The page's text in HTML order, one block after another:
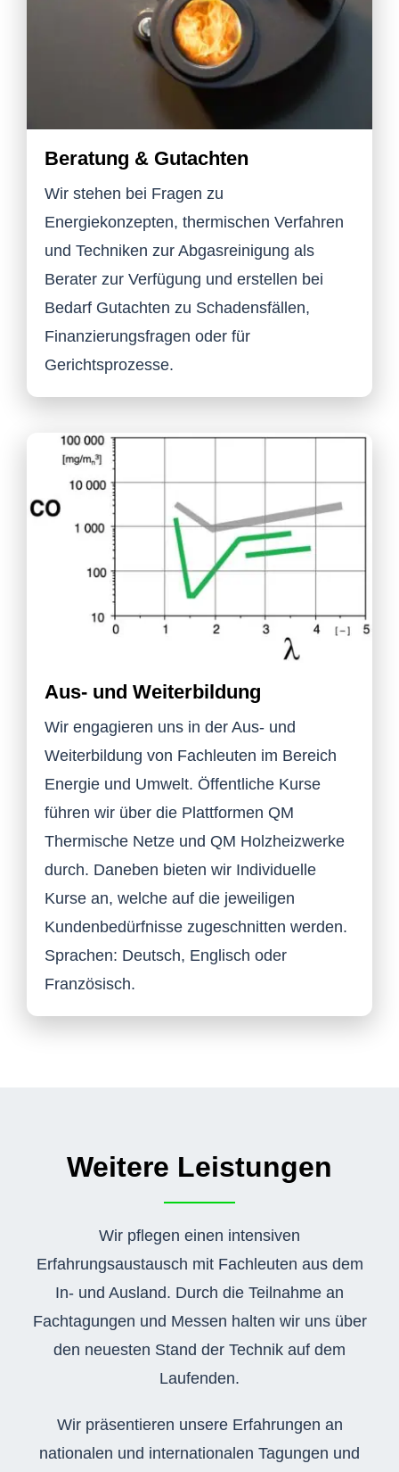
Beratung & Gutachten
Wir stehen bei Fragen zu
Energiekonzepten, thermischen Verfahren
und Techniken zur Abgasreinigung als
Berater zur Verfügung und erstellen bei
Bedarf Gutachten zu Schadensfällen,
Finanzierungsfragen oder für
Gerichtsprozesse.
Aus- und Weiterbildung
Wir engagieren uns in der Aus- und
Weiterbildung von Fachleuten im Bereich
Energie und Umwelt. Öffentliche Kurse
führen wir über die Plattformen QM
Thermische Netze und QM Holzheizwerke
durch. Daneben bieten wir Individuelle
Kurse an, welche auf die jeweiligen
Kundenbedürfnisse zugeschnitten werden.
Sprachen: Deutsch, Englisch oder
Französisch.
Weitere Leistungen
Wir pflegen einen intensiven
Erfahrungsaustausch mit Fachleuten aus dem
In- und Ausland. Durch die Teilnahme an
Fachtagungen und Messen halten wir uns über
den neuesten Stand der Technik auf dem
Laufenden.
Wir präsentieren unsere Erfahrungen an
nationalen und internationalen Tagungen und